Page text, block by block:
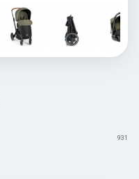
931